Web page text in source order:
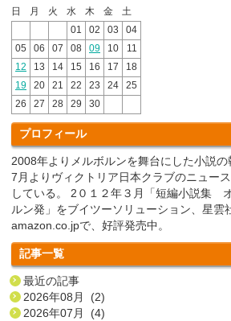
日 月 火 水 木 金
土
01
02 03
04
05
06 07 08 09 10
11
12
13 14 15 16 17
18
19
20 21 22 23 24
25
26
27 28 29 30
プロフィール
2008年よりメルボルンを舞台にした小説
7月よりヴィクトリア日本クラブのニュー
している。 2０１２年３月「短編小説集
ルン発」をブイツーソリューション、星雲
amazon.co.jpで、好評発売中。
記事一覧
最近の記事
2026年08月 (2)
2026年07月 (4)